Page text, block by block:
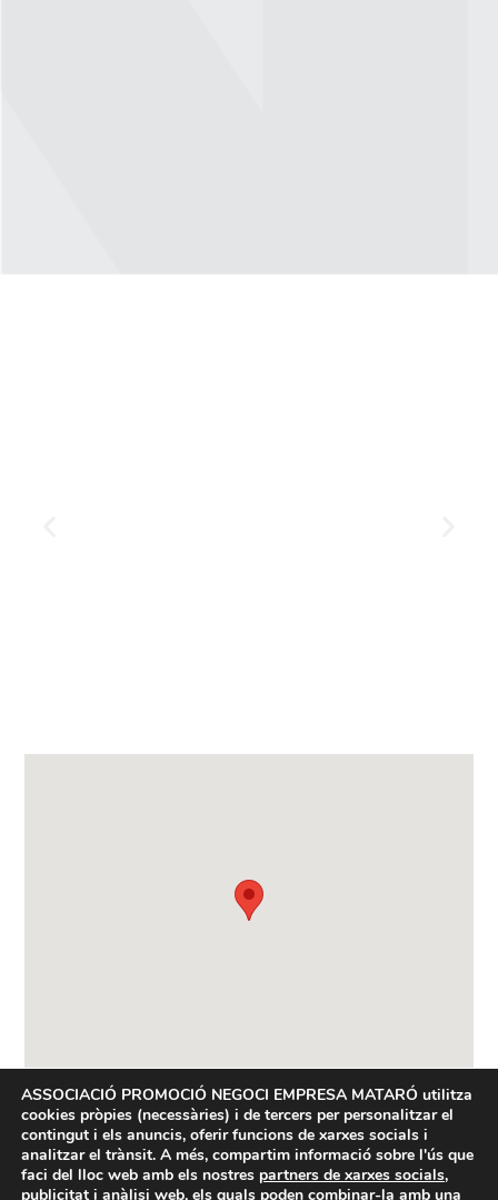
ASSOCIACIÓ PROMOCIÓ NEGOCI EMPRESA MATARÓ utilitza
cookies pròpies (necessàries) i de tercers per personalitzar el
contingut i els anuncis, oferir funcions de xarxes socials i
analitzar el trànsit. A més, compartim informació sobre l'ús que
faci del lloc web amb els nostres partners de xarxes socials,
publicitat i anàlisi web, els quals poden combinar-la amb una